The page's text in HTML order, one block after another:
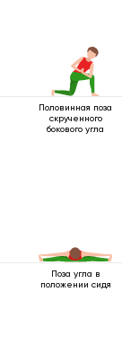
Половинная поза
скрученного
бокового угла
Поза угла в
положении сидя